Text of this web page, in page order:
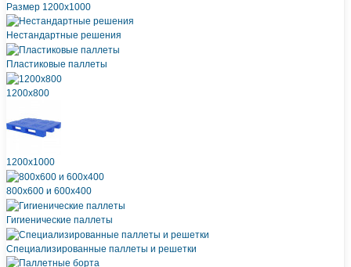
Размер 1200х1000
Нестандартные решения
Пластиковые паллеты
1200х800
1200х1000
800х600 и 600х400
Гигиенические паллеты
Специализированные паллеты и решетки